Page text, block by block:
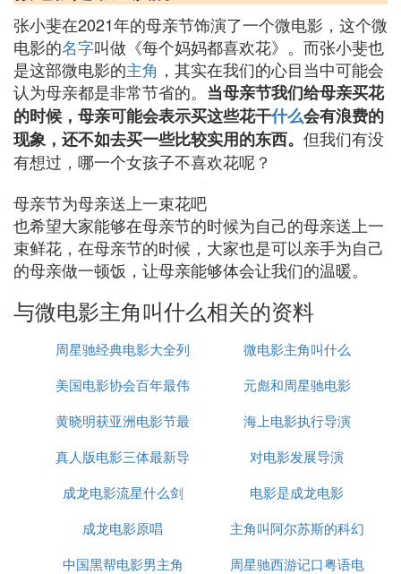
张小斐在2021年的母亲节饰演了一个微电影，这个微
电影的名字叫做《每个妈妈都喜欢花》。而张小斐也
是这部微电影的主角 ，其实在我们的心目当中可能会
认为母亲都是非常节省的。 当母亲节我们给母亲买花
的时候，母亲可能会表示买这些花干什么会有浪费的
现象，还不如去买一些比较实用的东西。 但我们有没
有想过，哪一个女孩子不喜欢花呢？
母亲节为母亲送上一束花吧
也希望大家能够在母亲节的时候为自己的母亲送上一
束鲜花，在母亲节的时候，大家也是可以亲手为自己
的母亲做一顿饭，让母亲能够体会让我们的温暖。
与微电影主角叫什么相关的资料
周星驰经典电影大全列
表
微电影主角叫什么
美国电影协会百年最伟
大男演员
元彪和周星驰电影
黄晓明获亚洲电影节最
佳男主角
海上电影执行导演
真人版电影三体最新导
演
对电影发展导演
成龙电影流星什么剑
电影是成龙电影
成龙电影原唱
主角叫阿尔苏斯的科幻
电影
中国黑帮电影男主角
周星驰西游记口粤语电